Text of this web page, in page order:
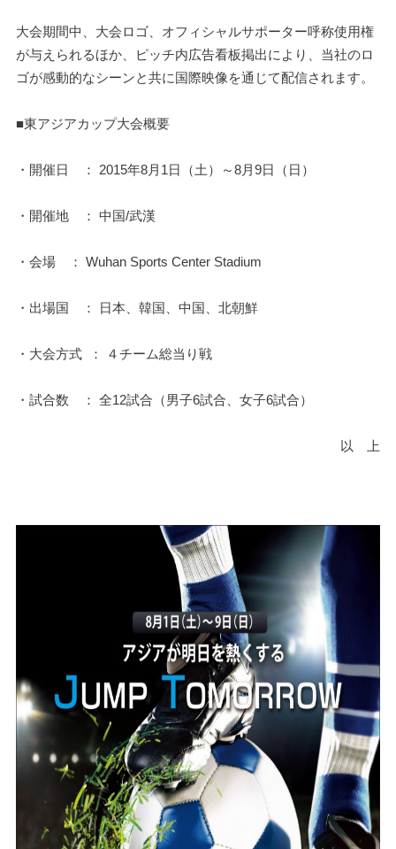
大会期間中、大会ロゴ、オフィシャルサポーター呼称使用権
が与えられるほか、ピッチ内広告看板掲出により、当社のロ
ゴが感動的なシーンと共に国際映像を通じて配信されます。
■東アジアカップ大会概要
・開催日　： 2015年8月1日（土）～8月9日（日）
・開催地　： 中国/武漢
・会場　： Wuhan Sports Center Stadium
・出場国　： 日本、韓国、中国、北朝鮮
・大会方式  ： ４チーム総当り戦
・試合数　： 全12試合（男子6試合、女子6試合）
以　上